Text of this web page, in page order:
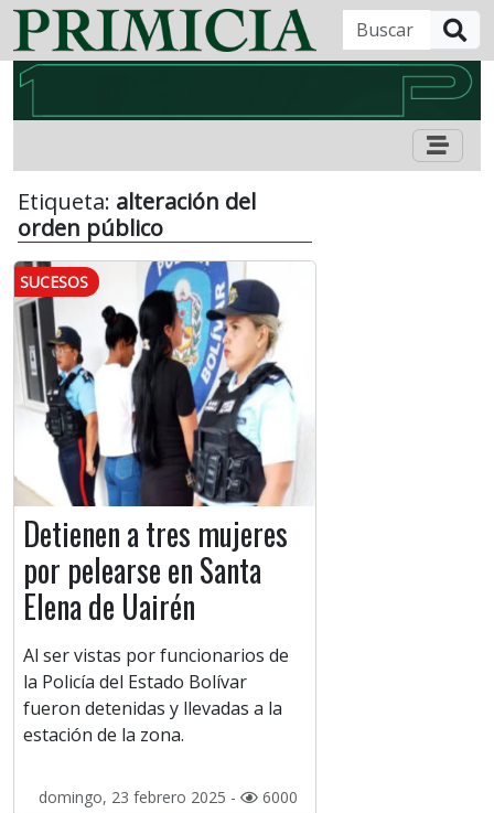
Etiqueta: alteración del
orden público
SUCESOS
Detienen a tres mujeres
por pelearse en Santa
Elena de Uairén
Al ser vistas por funcionarios de
la Policía del Estado Bolívar
fueron detenidas y llevadas a la
estación de la zona.
domingo, 23 febrero 2025 - 6000